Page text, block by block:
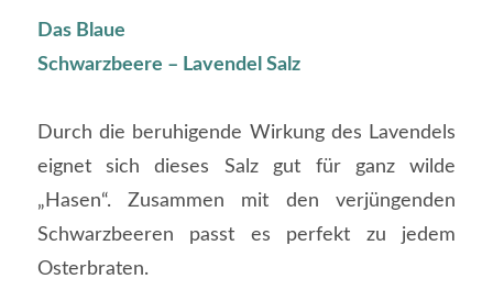
Das Blaue
Schwarzbeere – Lavendel Salz
Durch die beruhigende Wirkung des Lavendels
eignet sich dieses Salz gut für ganz wilde
„Hasen“. Zusammen mit den verjüngenden
Schwarzbeeren passt es perfekt zu jedem
Osterbraten.